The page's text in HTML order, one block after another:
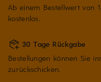
Ab einem Bestellwert von
kostenlos.
30 Tage Rückgabe
Bestellungen können Sie
zurückschicken.